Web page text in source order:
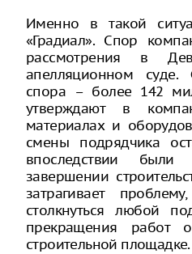
Именно в такой
«Градиал». Спор
рассмотрения в
апелляционном
спора – более 142
утверждают в
материалах и
смены подрядчика
впоследствии были
завершении
затрагивает
столкнуться любой
прекращения работ
строительной площадке.